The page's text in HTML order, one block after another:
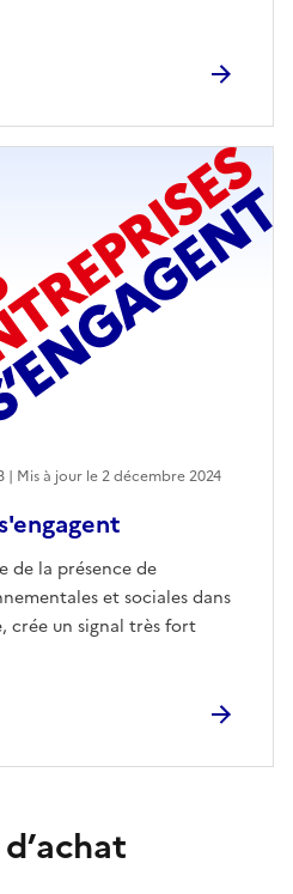
de la présence de
et sociales dans
crée un signal très fort
| Mis à jour le 2 décembre 2024